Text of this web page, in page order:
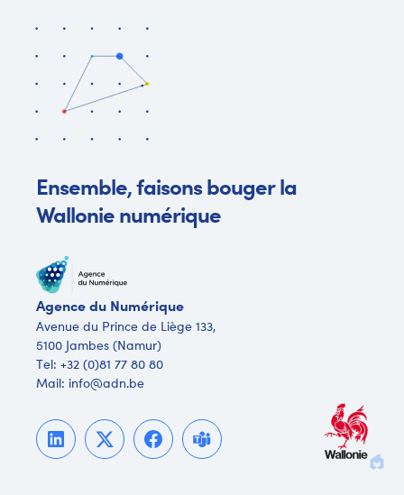
Ensemble, faisons bouger la
Wallonie numérique
Agence du Numérique
Avenue du Prince de Liège 133,
5100 Jambes (Namur)
Tel: +32 (0)81 77 80 80
Mail: info@adn.be